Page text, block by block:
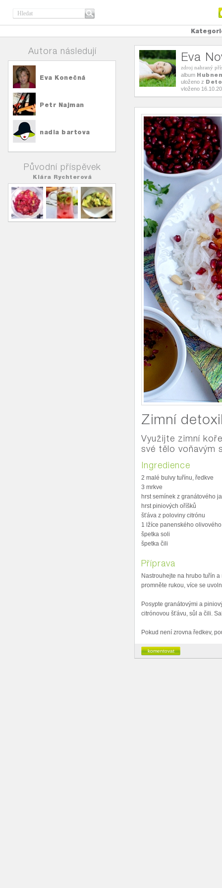
Autora následují
Eva Konečná
Petr Najman
nadia bartova
Původní příspěvek
Klára Rychterová
Eva
zdroj nahraný
album
uloženo z
vloženo
Zimní
Využijte zimní
své tělo voňavým
Ingredience
2 malé bulvy tuřínu, ředkve
3 mrkve
hrst semínek z granátového
hrst piniových oříšků
šťáva z poloviny citrónu
1 lžíce panenského
špetka soli
špetka čili
Příprava
Nastrouhejte na hrubo tuřín
promněte rukou, více se
Posypte granátovými a
citrónovou šťávu, sůl a čili.
Pokud není zrovna ředkev,
komentovat